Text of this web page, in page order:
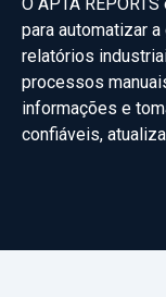
para automatizar
relatórios
processos
informações e
confiáveis,